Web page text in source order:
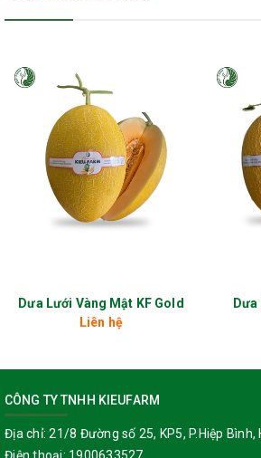
Lợi ích sức khỏe của
KF25
Giúp tiêu hóa tốt:Chất xơ tự nhiên
giảm nguy cơ táo bón.
Giữ nước, làm đẹp da:
Lượng nước
giải, làm dịu cơ thể trong những
Vitamin C và các
bằng huyết áp, hỗ trợ tim mạch khỏe
món tráng miệng lý tưởng cho người
Dưa Lưới Vàng Mật KF Gold
Liên hệ
CÔNG TY TNHH KIEUFARM
Địa chỉ: 21/8 Đường số 25, KP5, P.Hiệp Bình,
Điện thoại: 1900633527